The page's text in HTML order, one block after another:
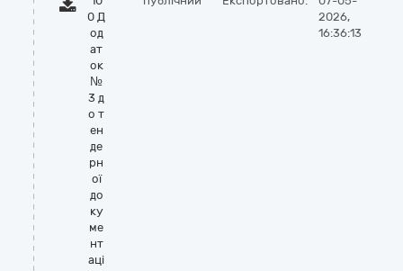
0 Д
од
ат
ок
№
3 д
о т
ен
де
рн
ої
до
ку
ме
нт
аці
2026,
16:36:13